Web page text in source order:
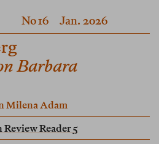
No 16 Jan. 2026
Barbara
Milena Adam
Reader 5